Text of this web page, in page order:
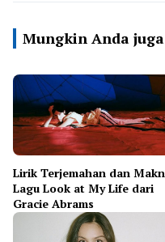
Mungkin Anda
Lirik Terjemahan dan
Lagu Look at My Life dari
Gracie Abrams